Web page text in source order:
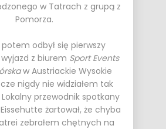
w Tatrach z grupą z
Pomorza.
potem odbył się pierwszy
z biurem Sport Events
w Austriackie Wysokie
nigdy nie widziałem tak
przewodnik spotkany
żartował, że chyba
zebrałem chętnych na